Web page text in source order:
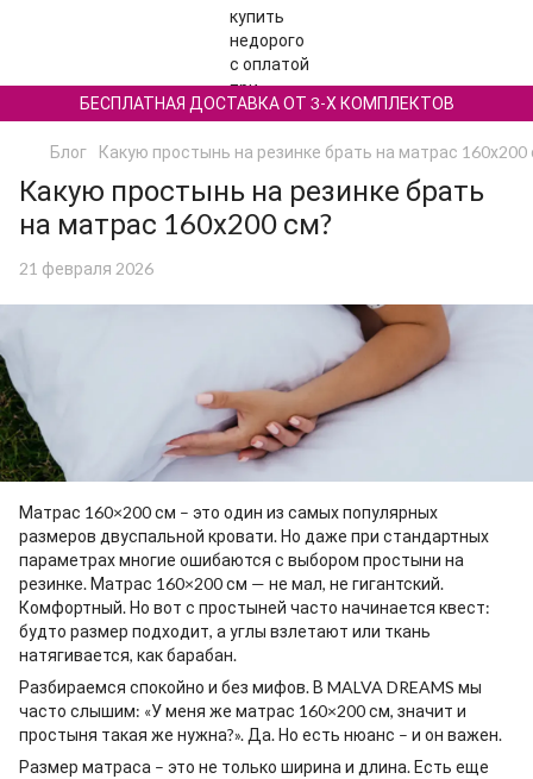
БЕСПЛАТНАЯ ДОСТАВКА ОТ 3-Х КОМПЛЕКТОВ
Блог Какую простынь на резинке брать на матрас 160х200
Какую простынь на резинке брать
на матрас 160х200 см?
21 февраля 2026
Матрас 160×200 см – это один из самых популярных
размеров двуспальной кровати. Но даже при стандартных
параметрах многие ошибаются с выбором простыни на
резинке. Матрас 160×200 см — не мал, не гигантский.
Комфортный. Но вот с простыней часто начинается квест:
будто размер подходит, а углы взлетают или ткань
натягивается, как барабан.
Разбираемся спокойно и без мифов. В MALVA DREAMS мы
часто слышим: «У меня же матрас 160×200 см, значит и
простыня такая же нужна?». Да. Но есть нюанс – и он важен.
Размер матраса – это не только ширина и длина. Есть еще